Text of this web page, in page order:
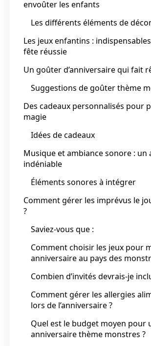
envoûter les enfants
Les différents éléments de
Les jeux enfantins :
fête réussie
Un goûter d’anniversaire qui fait
Suggestions de goûter thème
Des cadeaux personnalisés pour
magie
Idées de cadeaux
Musique et ambiance sonore : un
indéniable
Éléments sonores à intégrer
Comment gérer les imprévus le
?
Saviez-vous que :
Comment choisir les jeux pour
anniversaire au pays des
Combien d’invités devrais-je
Comment gérer les allergies
lors de l’anniversaire ?
Quel est le budget moyen pour
anniversaire thème monstres ?